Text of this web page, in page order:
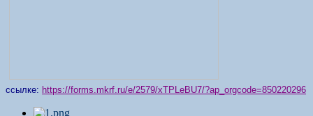
ссылке: https://forms.mkrf.ru/e/2579/xTPLeBU7/?ap_orgcode=850220296